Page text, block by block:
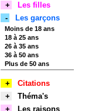
+
Les filles
-
Les garçons
Moins de 18 ans
18 à 25 ans
26 à 35 ans
36 à 50 ans
Plus de 50 ans
+
Citations
+
Théma's
+
Les raisons